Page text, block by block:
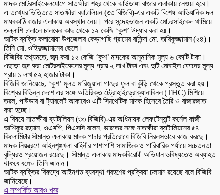
মাদক মোটরসাইকেলযোগে সাতক্ষীরা শহর থেকে ঝাউডাঙ্গা বাজার এলাকায় নেওয়া হবে।
এ তথ্যের ভিত্তিতে সাতক্ষীরা ব্যাটালিয়ন (৩৩ বিজিবি)-এর একটি বিশেষ আভিযানিক দল
মাধবকাঠি বাজার এলাকায় অবস্থান নেয়। পরে সন্দেহভাজন একটি মোটরসাইকেল থামিয়ে
তল্লাশি চালালে চালকের কাছ থেকে ১২ কেজি ‘কুশ’ উদ্ধার করা হয়।
আটক ব্যক্তি কলারোয়া উপজেলার কেড়াগাছি গ্রামের বাসিন্দা মো. তারিকুজ্জামান (২৪)।
তিনি মো. ওহিদুজ্জামানের ছেলে।
বিজিবির তথ্যমতে, জব্দ করা ১২ কেজি ‘কুশ’ মাদকের আনুমানিক মূল্য ৬ কোটি টাকা।
এছাড়া জব্দ করা মোটরসাইকেলের মূল্য প্রায় ২ লাখ টাকা এবং দুটি মোবাইল ফোনের মূল্য
প্রায় ১ লাখ ৫২ হাজার টাকা।
বিজিবি জানিয়েছে, ‘কুশ’ মূলত মারিজুয়ানা গাছের ফুল বা কুঁড়ি থেকে প্রস্তুত করা হয়।
বিশ্বের বিভিন্ন দেশে এর সঙ্গে অতিরিক্ত টেট্রাহাইড্রোক্যানাবিনল (THC) মিশিয়ে
তরল, পাউডার বা ট্যাবলেট আকারেও এটি সিনথেটিক মাদক হিসেবে তৈরি ও বাজারজাত
করা হচ্ছে।
এ বিষয়ে সাতক্ষীরা ব্যাটালিয়ন (৩৩ বিজিবি)-এর অধিনায়ক লেফটেন্যান্ট কর্নেল কাজী
আশিকুর রহমান, ওএসপি, পিএসসি বলেন, ভারতের সঙ্গে সাতক্ষীরা ব্যাটালিয়নের ৫৪
কিলোমিটার সীমান্ত এলাকায় মাদক পাচার প্রতিরোধে বিজিবি নিরলসভাবে কাজ করছে।
মাদক নিয়ন্ত্রণে আইনশৃঙ্খলা বাহিনীর পাশাপাশি সামাজিক ও পারিবারিক পর্যায়ে সচেতনতা
বৃদ্ধিরও প্রয়োজন রয়েছে। সীমান্ত এলাকায় মাদকবিরোধী অভিযান ভবিষ্যতেও অব্যাহত
থাকবে বলেও তিনি জানান।
আটক ব্যক্তির বিরুদ্ধে আইনগত ব্যবস্থা গ্রহণের প্রক্রিয়া চলমান রয়েছে বলে বিজিবি
জানিয়েছে।
এ সম্পর্কিত আরও খবর